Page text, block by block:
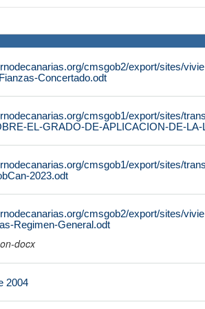
cmsgob2/export/sites/
Concertado.odt
cmsgob1/export/sites/
EL-GRADO-DE-APLICACION-DE-LA-
cmsgob1/export/sites/
2023.odt
cmsgob2/export/sites/
Regimen-General.odt
docx
2004